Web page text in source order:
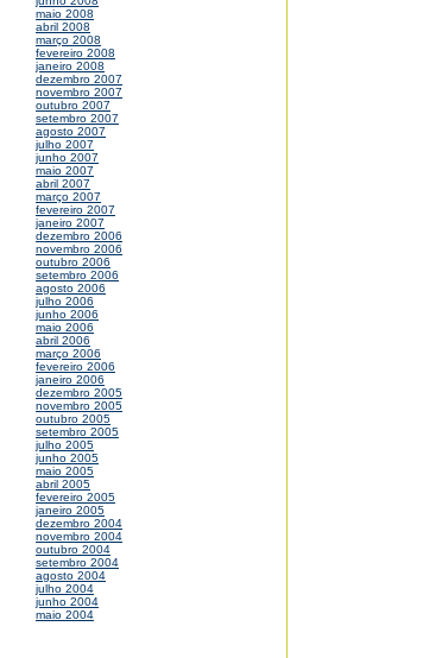
maio 2008
abril 2008
março 2008
fevereiro 2008
janeiro 2008
dezembro 2007
novembro 2007
outubro 2007
setembro 2007
agosto 2007
julho 2007
junho 2007
maio 2007
abril 2007
março 2007
fevereiro 2007
janeiro 2007
dezembro 2006
novembro 2006
outubro 2006
setembro 2006
agosto 2006
julho 2006
junho 2006
maio 2006
abril 2006
março 2006
fevereiro 2006
janeiro 2006
dezembro 2005
novembro 2005
outubro 2005
setembro 2005
julho 2005
junho 2005
maio 2005
abril 2005
fevereiro 2005
janeiro 2005
dezembro 2004
novembro 2004
outubro 2004
setembro 2004
agosto 2004
julho 2004
junho 2004
maio 2004